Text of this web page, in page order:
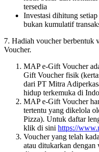
tersedia
Investasi dihitung
bukan kumulatif
7. Hadiah voucher
Voucher.
MAP e-Gift Voucher
Gift Voucher fisik
dari PT Mitra
hidup terkemuka di
MAP e-Gift Voucher
tertentu yang dikelola
Pizza). Untuk daftar
klik di sini https://
Voucher yang telah
atau ditukarkan dengan